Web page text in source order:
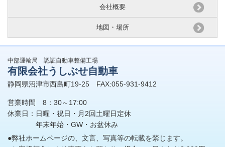
会社概要
地図・場所
中部運輸局 認証自動車整備工場
有限会社うしぶせ自動車
静岡県沼津市西島町19-25 FAX:055-931-9412
営業時間 8：30～17:00
休業日：日曜・祝日・月2回土曜日定休
年末年始・GW・お盆休み
●弊社ホームページの、文言、写真等の転載を禁じます。